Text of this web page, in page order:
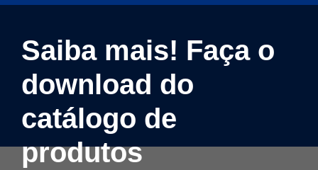
Saiba mais! Faça o
download do
catálogo de
produtos